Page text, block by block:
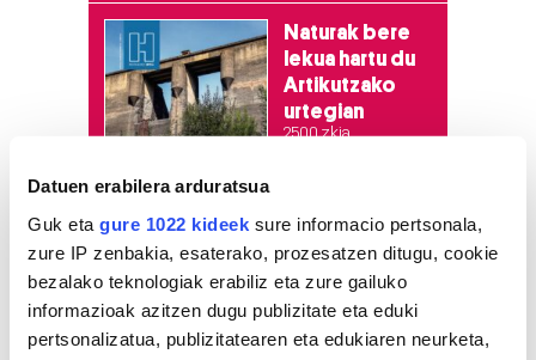
Datuen erabilera arduratsua
Guk eta gure 1022 kideek sure informacio pertsonala,
zure IP zenbakia, esaterako, prozesatzen ditugu, cookie
bezalako teknologiak erabiliz eta zure gailuko
informazioak azitzen dugu publizitate eta eduki
pertsonalizatua, publizitatearen eta edukiaren neurketa,
Naturak bere
lekua hartu du
Artikutzako
urtegian
2.500 zkia.
Azken egunetako irakurrienak